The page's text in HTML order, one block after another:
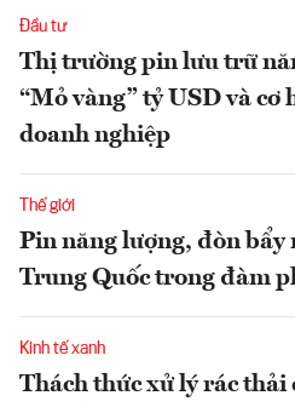
Đầu tư
Thị trường pin lưu trữ
“Mỏ vàng” tỷ USD và cơ
doanh nghiệp
Thế giới
Pin năng lượng, đòn bẩy
Trung Quốc trong đàm
Kinh tế xanh
Thách thức xử lý rác thải